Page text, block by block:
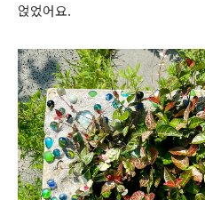
얹었어요.